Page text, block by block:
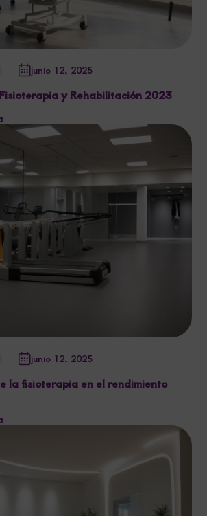
junio 12, 2025
y Rehabilitación 2023
junio 12, 2025
la fisioterapia en el rendimiento